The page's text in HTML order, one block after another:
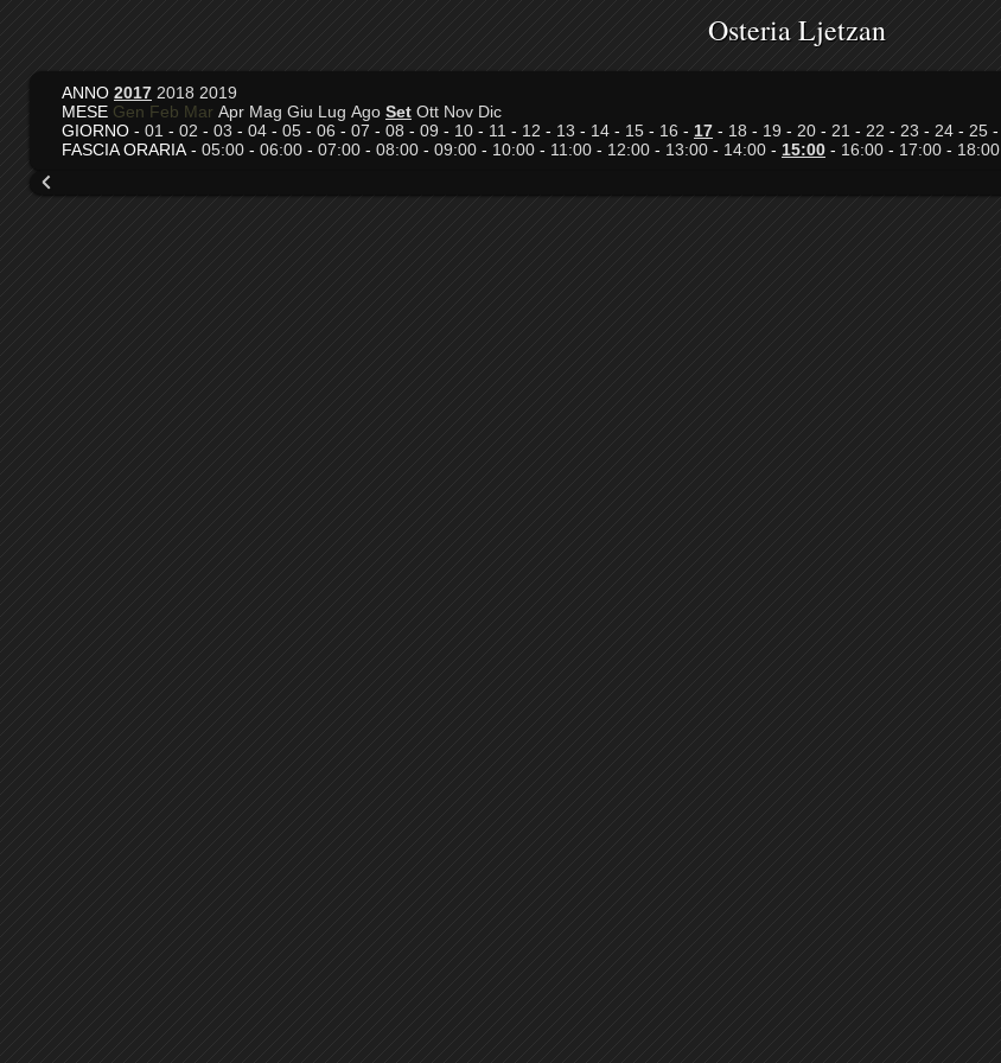
Osteria Ljetzan
ANNO 2017 2018 2019
MESE Gen Feb Mar Apr Mag Giu Lug Ago Set Ott Nov Dic
GIORNO - 01 - 02 - 03 - 04 - 05 - 06 - 07 - 08 - 09 - 10 - 11 - 12 - 13 - 14 - 15 - 16 - 17 - 18 - 19 - 20 - 21 - 22 - 23 - 24 - 25 -
FASCIA ORARIA - 05:00 - 06:00 - 07:00 - 08:00 - 09:00 - 10:00 - 11:00 - 12:00 - 13:00 - 14:00 - 15:00 - 16:00 - 17:00 - 18:00